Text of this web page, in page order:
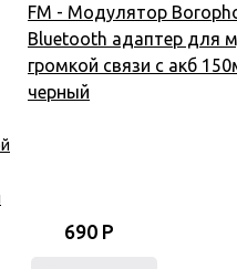
FM - Модулятор
Bluetooth адаптер для
громкой связи с акб
черный
690 Р